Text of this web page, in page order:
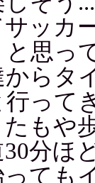
ッカ
思っ
らタ
って
もや
分ほ
っても